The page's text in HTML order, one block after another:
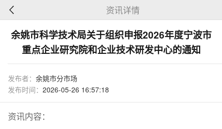
资讯详情
余姚市科学技术局关于组织申报2026年度宁波市
重点企业研究院和企业技术研发中心的通知
发布者： 余姚市分市场
发布时间： 2026-05-26 16:57:18
资讯内容：